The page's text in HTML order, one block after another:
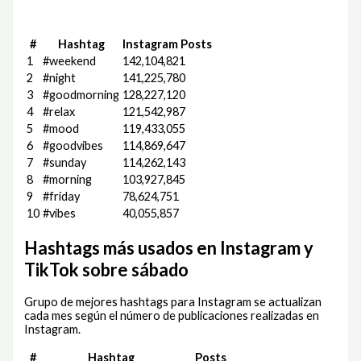
# Hashtag
Instagram Posts
1
#weekend
142,104,821
2
#night
141,225,780
3
#goodmorning 128,227,120
4
#relax
121,542,987
5
#mood
119,433,055
6
#goodvibes
114,869,647
7
#sunday
114,262,143
8
#morning
103,927,845
9
#friday
78,624,751
10 #vibes 40,055,857
Hashtags más usados en Instagram y
TikTok sobre sábado
Grupo de mejores hashtags para Instagram se actualizan
cada mes según el número de publicaciones realizadas en
Instagram.
# Hashtag Posts